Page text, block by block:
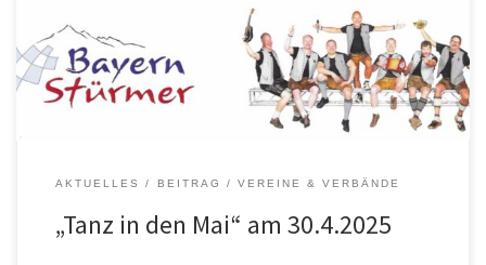
sein 100-jähriges Bestehen. Exakt am Gründungstag vor einem
Jahrhundert, dem 30. April 1925, wurde der Verein ins Leben
gerufen. Nun blickt […]
AKTUELLES BEITRAG VEREINE & VERBÄNDE
„Tanz in den Mai“ am 30.4.2025